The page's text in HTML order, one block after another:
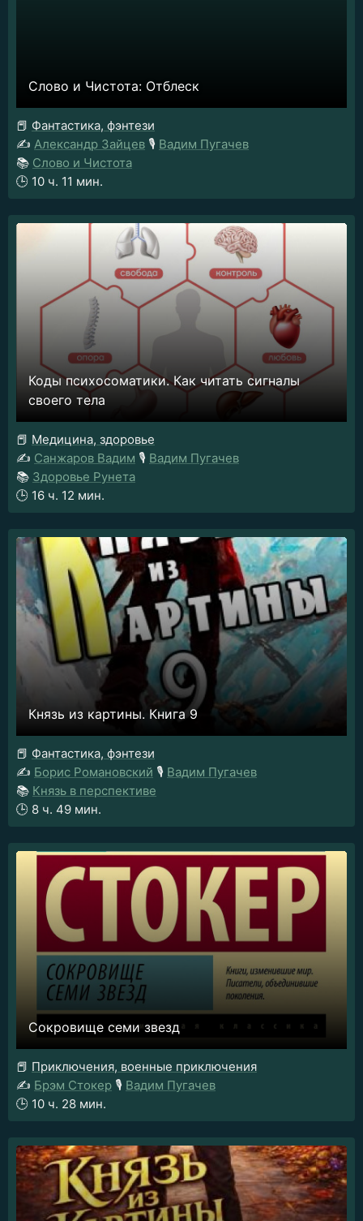
Слово и Чистота: Отблеск
📕 Фантастика, фэнтези
✍️ Александр Зайцев 🎙️ Вадим Пугачев
📚 Слово и Чистота
🕒 10 ч. 11 мин.
Коды психосоматики. Как читать сигналы
своего тела
📕 Медицина, здоровье
✍️ Санжаров Вадим 🎙️ Вадим Пугачев
📚 Здоровье Рунета
🕒 16 ч. 12 мин.
Князь из картины. Книга 9
📕 Фантастика, фэнтези
✍️ Борис Романовский 🎙️ Вадим Пугачев
📚 Князь в перспективе
🕒 8 ч. 49 мин.
Сокровище семи звезд
📕 Приключения, военные приключения
✍️ Брэм Стокер 🎙️ Вадим Пугачев
🕒 10 ч. 28 мин.